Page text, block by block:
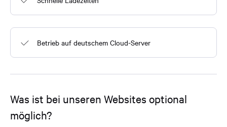
Betrieb auf deutschem Cloud-Server
Was ist bei unseren Websites optional
möglich?